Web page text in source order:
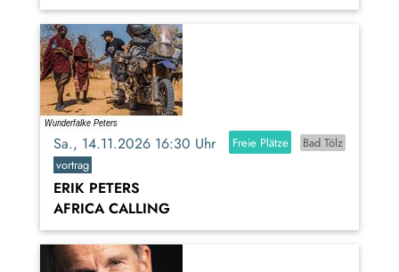
Sa., 14.11.2026 16:30 Uhr Freie Plätze
Bad Tölz
vortrag
ERIK PETERS
AFRICA CALLING